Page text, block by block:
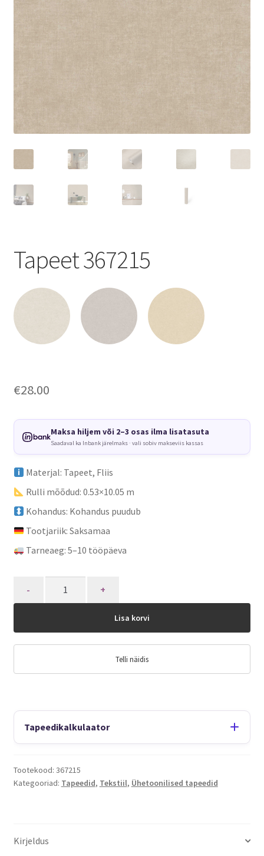
Tapeet 367215
€28.00
Maksa hiljem või 2–3 osas ilma lisatasuta
Saadaval ka Inbank järelmaks · vali sobiv makseviis kassas
Materjal: Tapeet, Fliis
Rulli mõõdud: 0.53×10.05 m
Kohandus: Kohandus puudub
Tootjariik: Saksamaa
Tarneaeg: 5–10 tööpäeva
Lisa korvi
Telli näidis
Tapeedikalkulaator
Tootekood: 367215
Kategooriad: Tapeedid, Tekstiil, Ühetoonilised tapeedid
Kirjeldus